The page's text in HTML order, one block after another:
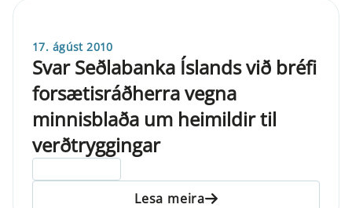
17. ágúst 2010
Svar Seðlabanka Íslands við bréfi
forsætisráðherra vegna
minnisblaða um heimildir til
verðtryggingar
Lesa meira